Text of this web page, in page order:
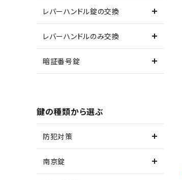
レバーハンドル錠の交換
レバーハンドルのみ交換
暗証番号錠
鍵の種類から選ぶ
防犯対策
南京錠